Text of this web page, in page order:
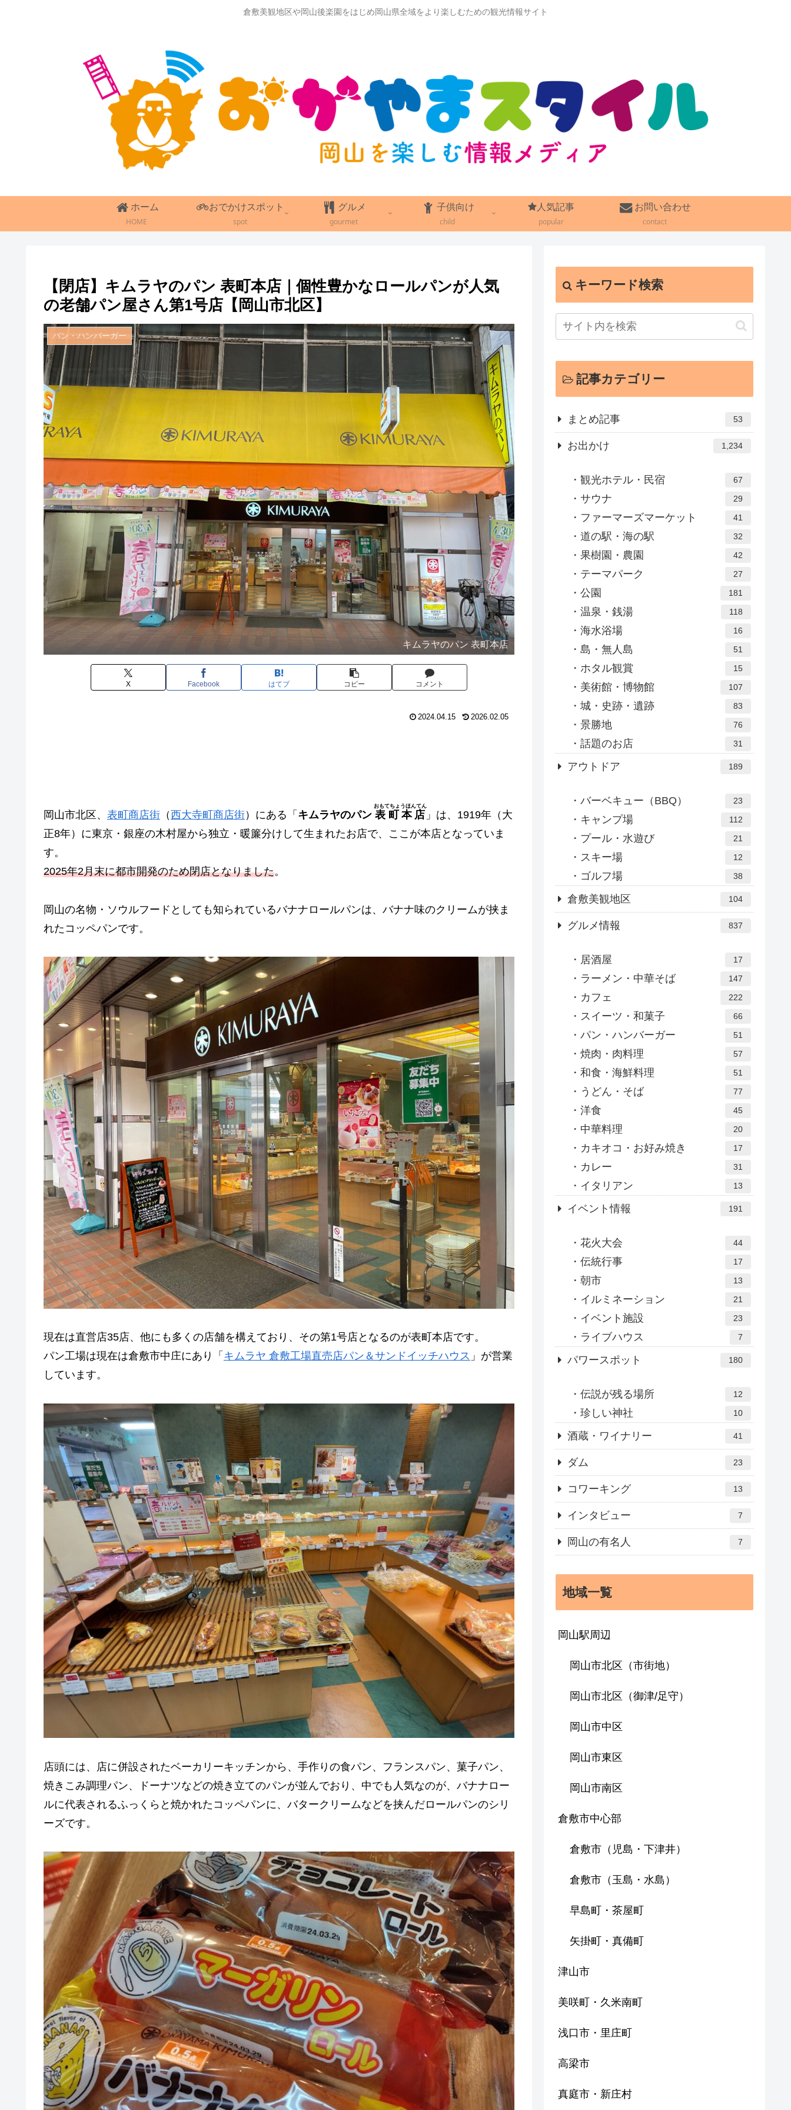
倉敷美観地区や岡山後楽園をはじめ岡山県全域をより楽しむための観光情報サイト
ホーム
HOME
おでかけスポット
spot
グルメ
gourmet
子供向け
child
人気記事
popular
お問い合わせ
contact
【閉店】キムラヤのパン 表町本店｜個性豊かなロールパンが人気
の老舗パン屋さん第1号店【岡山市北区】
パン・ハンバーガー
キムラヤのパン 表町本店
X Facebook はてブ コピー コメント
2024.04.15 2026.02.05
岡山市北区、 表町商店街 （西大寺町商店街）にある「 キムラヤのパン 表町本店
おもてちょうほんてん
」は、1919年（大
正8年）に東京・銀座の木村屋から独立・暖簾分けして生まれたお店で、ここが本店となっていま
す。
2025年2月末に都市開発のため閉店となりました。
岡山の名物・ソウルフードとしても知られているバナナロールパンは、バナナ味のクリームが挟ま
れたコッペパンです。
現在は直営店35店、他にも多くの店舗を構えており、その第1号店となるのが表町本店です。
パン工場は現在は倉敷市中庄にあり
「 キムラヤ 倉敷工場直売店パン＆サンドイッチハウス 」が営業
しています。
店頭には、店に併設されたベーカリーキッチンから、手作りの食パン、フランスパン、菓子パン、
焼きこみ調理パン、ドーナツなどの焼き立てのパンが並んでおり、中でも人気なのが、バナナロー
ルに代表されるふっくらと焼かれたコッペパンに、バタークリームなどを挟んだロールパンのシリ
ーズです。
キーワード検索
記事カテゴリー
まとめ記事 53
お出かけ 1,234
観光ホテル・民宿 67
サウナ 29
ファーマーズマーケット 41
道の駅・海の駅 32
果樹園・農園 42
テーマパーク 27
公園 181
温泉・銭湯 118
海水浴場 16
島・無人島 51
ホタル観賞 15
美術館・博物館 107
城・史跡・遺跡 83
景勝地 76
話題のお店 31
アウトドア 189
バーベキュー（BBQ） 23
キャンプ場 112
プール・水遊び 21
スキー場 12
ゴルフ場 38
倉敷美観地区 104
グルメ情報 837
居酒屋 17
ラーメン・中華そば 147
カフェ 222
スイーツ・和菓子 66
パン・ハンバーガー 51
焼肉・肉料理 57
和食・海鮮料理 51
うどん・そば 77
洋食 45
中華料理 20
カキオコ・お好み焼き 17
カレー 31
イタリアン 13
イベント情報 191
花火大会 44
伝統行事 17
朝市 13
イルミネーション 21
イベント施設 23
ライブハウス 7
パワースポット 180
伝説が残る場所 12
珍しい神社 10
酒蔵・ワイナリー 41
ダム 23
コワーキング 13
インタビュー 7
岡山の有名人 7
地域一覧
岡山駅周辺
岡山市北区（市街地）
岡山市北区（御津/足守）
岡山市中区
岡山市東区
岡山市南区
倉敷市中心部
倉敷市（児島・下津井）
倉敷市（玉島・水島）
早島町・茶屋町
矢掛町・真備町
津山市
美咲町・久米南町
浅口市・里庄町
高梁市
真庭市・新庄村